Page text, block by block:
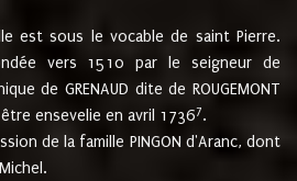
est sous le vocable de saint Pierre.
vers 1510 par le seigneur de
de GRENAUD dite de ROUGEMONT
ensevelie en avril 17367.
de la famille PINGON d'Aranc, dont